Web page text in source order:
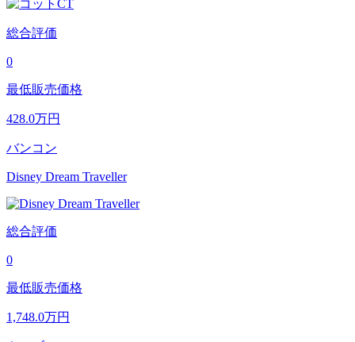
総合評価
0
最低販売価格
428.0万円
バンコン
Disney Dream Traveller
総合評価
0
最低販売価格
1,748.0万円